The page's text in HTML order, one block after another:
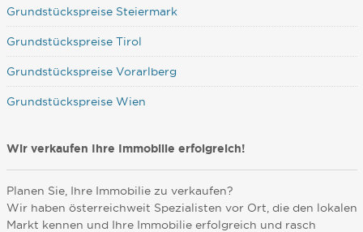
Grundstückspreise Steiermark
Grundstückspreise Tirol
Grundstückspreise Vorarlberg
Grundstückspreise Wien
Wir verkaufen Ihre Immobilie erfolgreich!
Planen Sie, Ihre Immobilie zu verkaufen?
Wir haben österreichweit Spezialisten vor Ort, die den lokalen
Markt kennen und Ihre Immobilie erfolgreich und rasch